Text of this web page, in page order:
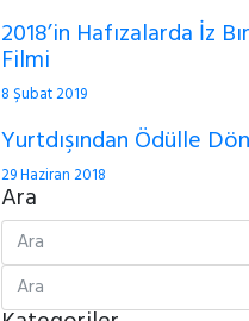
2018’in Hafızalarda İz
Filmi
8 Şubat 2019
Yurtdışından Ödülle
29 Haziran 2018
Ara